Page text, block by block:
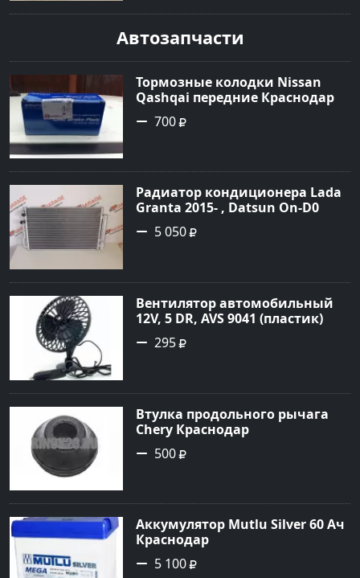
Автозапчасти
Тормозные колодки Nissan
Qashqai передние Краснодар
700
Радиатор кондиционера Lada
Granta 2015- , Datsun On-D0
2016- Краснодар
5 050
Вентилятор автомобильный
12V, 5 DR, AVS 9041 (пластик)
Краснодар
295
Втулка продольного рычага
Chery Краснодар
500
Аккумулятор Mutlu Silver 60 Ач
Краснодар
5 100